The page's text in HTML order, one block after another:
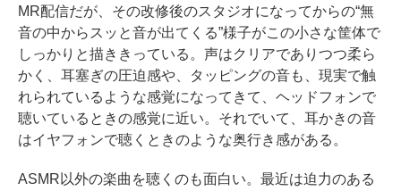
MR配信だが、その改修後のスタジオになってからの“無
音の中からスッと音が出てくる”様子がこの小さな筐体で
しっかりと描ききっている。声はクリアでありつつ柔ら
かく、耳塞ぎの圧迫感や、タッピングの音も、現実で触
れられているような感覚になってきて、ヘッドフォンで
聴いているときの感覚に近い。それでいて、耳かきの音
はイヤフォンで聴くときのような奥行き感がある。
ASMR以外の楽曲を聴くのも面白い。最近は迫力のある